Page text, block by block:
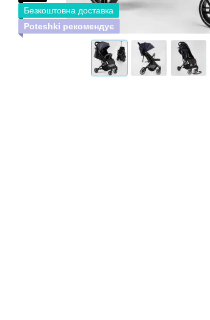
Безкоштовна доставка
Poteshki рекомендує